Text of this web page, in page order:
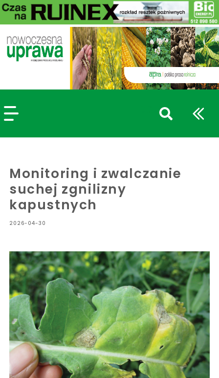
Monitoring i zwalczanie
suchej zgnilizny
kapustnych
2026-04-30